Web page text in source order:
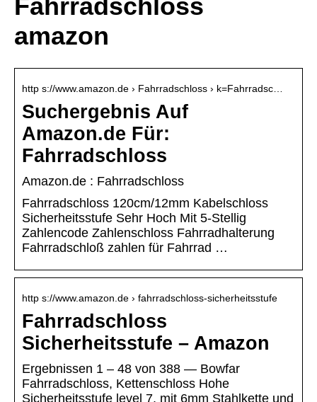
Fahrradschloss
amazon
http s://www.amazon.de › Fahrradschloss › k=Fahrradsc…
Suchergebnis Auf
Amazon.de Für:
Fahrradschloss
Amazon.de : Fahrradschloss
Fahrradschloss 120cm/12mm Kabelschloss
Sicherheitsstufe Sehr Hoch Mit 5-Stellig
Zahlencode Zahlenschloss Fahrradhalterung
Fahrradschloß zahlen für Fahrrad …
http s://www.amazon.de › fahrradschloss-sicherheitsstufe
Fahrradschloss
Sicherheitsstufe – Amazon
Ergebnissen 1 – 48 von 388 — Bowfar
Fahrradschloss, Kettenschloss Hohe
Sicherheitsstufe level 7, mit 6mm Stahlkette und